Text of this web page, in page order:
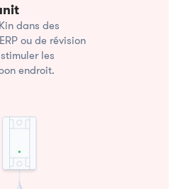
dans des
ou de révision
les
endroit.